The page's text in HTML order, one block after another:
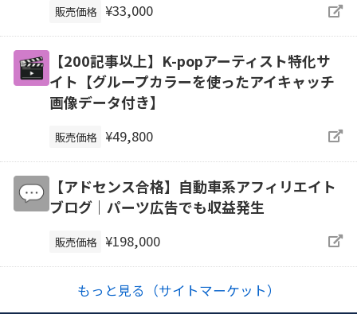
販売価格 ¥33,000
【200記事以上】K-popアーティスト特化サ
イト【グループカラーを使ったアイキャッチ
画像データ付き】
販売価格 ¥49,800
【アドセンス合格】自動車系アフィリエイト
ブログ｜パーツ広告でも収益発生
販売価格 ¥198,000
もっと見る（サイトマーケット）